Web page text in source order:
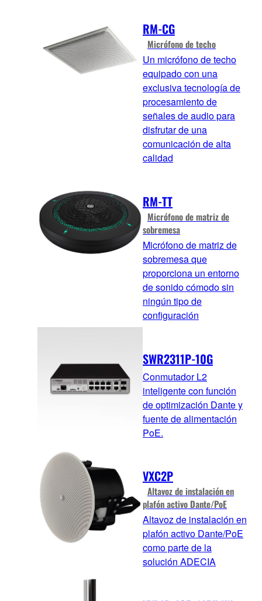
RM-CG
Micrófono de techo
Un micrófono de techo
equipado con una
exclusiva tecnología de
procesamiento de
señales de audio para
disfrutar de una
comunicación de alta
calidad
RM-TT
Micrófono de matriz de
sobremesa
Micrófono de matriz de
sobremesa que
proporciona un entorno
de sonido cómodo sin
ningún tipo de
configuración
SWR2311P-10G
Conmutador L2
inteligente con función
de optimización Dante y
fuente de alimentación
PoE.
VXC2P
Altavoz de instalación en
plafón activo Dante/PoE
Altavoz de instalación en
plafón activo Dante/PoE
como parte de la
solución ADECIA